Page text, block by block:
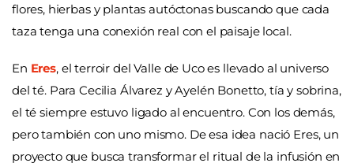
flores, hierbas y plantas autóctonas buscando que cada
taza tenga una conexión real con el paisaje local.
En Eres, el terroir del Valle de Uco es llevado al universo
del té. Para Cecilia Álvarez y Ayelén Bonetto, tía y sobrina,
el té siempre estuvo ligado al encuentro. Con los demás,
pero también con uno mismo. De esa idea nació Eres, un
proyecto que busca transformar el ritual de la infusión en